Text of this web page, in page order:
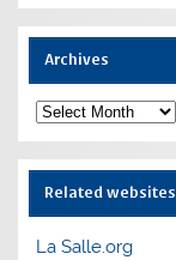
Archives
Archives
Related websites
La Salle.org